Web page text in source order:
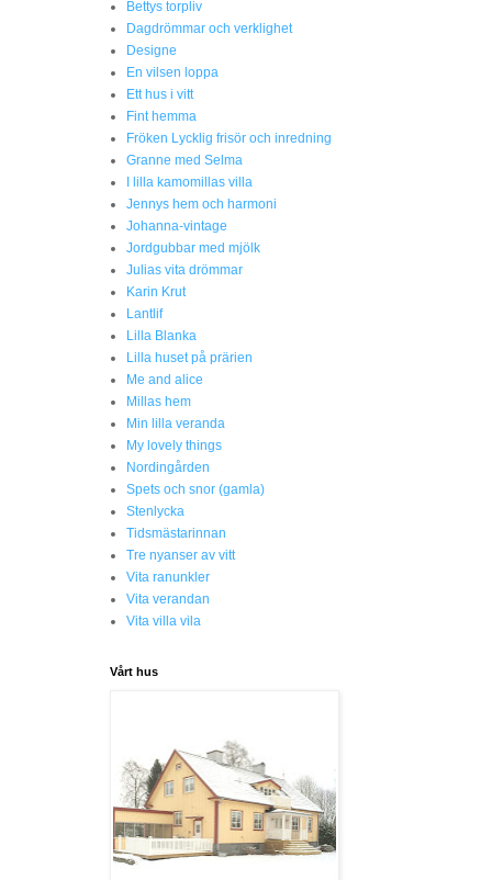
Bettys torpliv
Dagdrömmar och verklighet
Designe
En vilsen loppa
Ett hus i vitt
Fint hemma
Fröken Lycklig frisör och inredning
Granne med Selma
I lilla kamomillas villa
Jennys hem och harmoni
Johanna-vintage
Jordgubbar med mjölk
Julias vita drömmar
Karin Krut
Lantlif
Lilla Blanka
Lilla huset på prärien
Me and alice
Millas hem
Min lilla veranda
My lovely things
Nordingården
Spets och snor (gamla)
Stenlycka
Tidsmästarinnan
Tre nyanser av vitt
Vita ranunkler
Vita verandan
Vita villa vila
Vårt hus